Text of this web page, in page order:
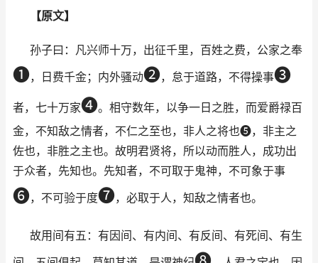
【原文】
孙子曰：凡兴师十万，出征千里，百姓之费，公家之奉
➊，日费千金；内外骚动➋，怠于道路，不得操事➌
者，七十万家➍。相守数年，以争一日之胜，而爱爵禄百
金，不知敌之情者，不仁之至也，非人之将也➎，非主之
佐也，非胜之主也。故明君贤将，所以动而胜人，成功出
于众者，先知也。先知者，不可取于鬼神，不可象于事
➏，不可验于度➐，必取于人，知敌之情者也。
故用间有五：有因间、有内间、有反间、有死间、有生